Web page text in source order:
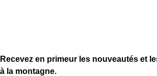
Recevez en primeur les nouveautés et
à la montagne.